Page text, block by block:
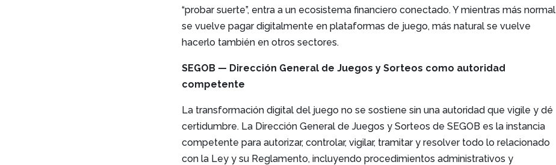
“probar suerte”, entra a un ecosistema financiero conectado. Y mientras más normal
se vuelve pagar digitalmente en plataformas de juego, más natural se vuelve
hacerlo también en otros sectores.
SEGOB — Dirección General de Juegos y Sorteos como autoridad
competente
La transformación digital del juego no se sostiene sin una autoridad que vigile y dé
certidumbre. La Dirección General de Juegos y Sorteos de SEGOB es la instancia
competente para autorizar, controlar, vigilar, tramitar y resolver todo lo relacionado
con la Ley y su Reglamento, incluyendo procedimientos administrativos y